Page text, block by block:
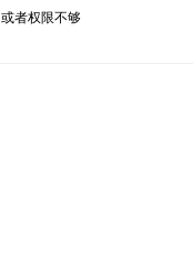
或者权限不够